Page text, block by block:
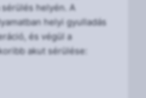
helyén. A
helyi gyulladás
és végül a
akut sérülése: